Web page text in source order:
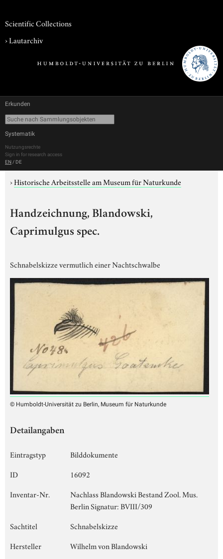
Scientific Collections
›Lautarchiv
Erkunden
Systematik
Nutzungsrechte
Sign in for research access
EN / DE
›Historische Arbeitsstelle am Museum für Naturkunde
Handzeichnung, Blandowski,
Caprimulgus spec.
Schnabelskizze vermutlich einer Nachtschwalbe
© Humboldt-Universität zu Berlin, Museum für Naturkunde
Detailangaben
Eintragstyp
Bilddokumente
ID
16092
Inventar-Nr.
Nachlass Blandowski Bestand Zool. Mus.
Berlin Signatur: BVIII/309
Sachtitel
Schnabelskizze
Hersteller
Wilhelm von Blandowski